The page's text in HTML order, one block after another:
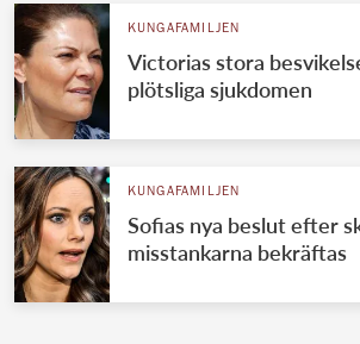
KUNGAFAMILJEN
Victorias stora
plötsliga sjukdomen
KUNGAFAMILJEN
Sofias nya beslut efter
misstankarna bekräftas